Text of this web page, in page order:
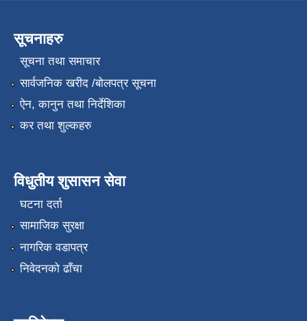
सूचनाहरु
सूचना तथा समाचार
सार्वजनिक खरीद /बोलपत्र सूचना
ऐन, कानुन तथा निर्देशिका
कर तथा शुल्कहरु
विधुतीय शुसासन सेवा
घटना दर्ता
सामाजिक सुरक्षा
नागरिक वडापत्र
निवेदनको ढाँचा